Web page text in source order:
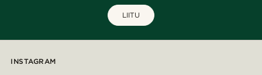
LIITU
INSTAGRAM